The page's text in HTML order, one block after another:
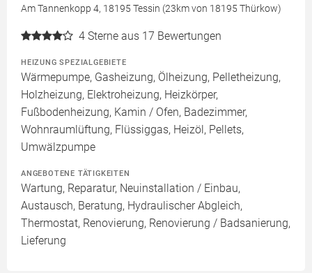
Am Tannenkopp 4, 18195 Tessin (23km von 18195 Thürkow)
4 Sterne aus 17 Bewertungen
HEIZUNG SPEZIALGEBIETE
Wärmepumpe, Gasheizung, Ölheizung, Pelletheizung,
Holzheizung, Elektroheizung, Heizkörper,
Fußbodenheizung, Kamin / Ofen, Badezimmer,
Wohnraumlüftung, Flüssiggas, Heizöl, Pellets,
Umwälzpumpe
ANGEBOTENE TÄTIGKEITEN
Wartung, Reparatur, Neuinstallation / Einbau,
Austausch, Beratung, Hydraulischer Abgleich,
Thermostat, Renovierung, Renovierung / Badsanierung,
Lieferung